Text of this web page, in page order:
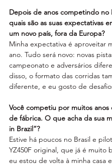
Depois de anos competindo no
quais são as suas expectativas
um novo país, fora da Europa?
Minha expectativa é aproveitar
ano. Tudo será novo: novas
campeonato e adversários
disso, o formato das corridas
diferente, e eu gosto de
Você competiu por muitos anos
de fábrica. O que acha da sua
in Brazil”?
Estive há poucos no Brasil e
YZ450F original, que já é muito
eu estou de volta à minha casa